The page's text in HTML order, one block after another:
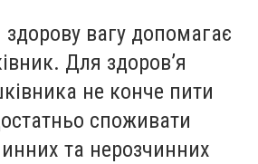
здорову вагу допомагає
Для здоров’я
не конче пити
споживати
та нерозчинних